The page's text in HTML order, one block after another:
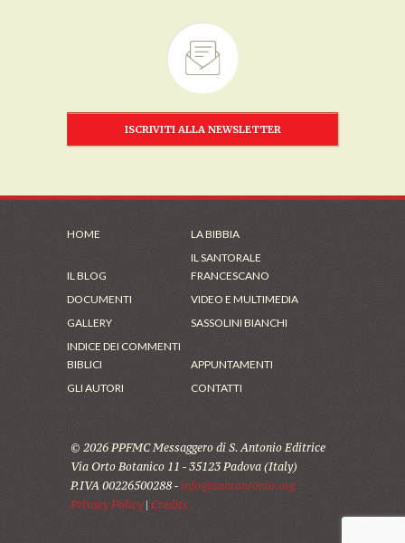
ISCRIVITI ALLA NEWSLETTER
HOME LA BIBBIA
IL BLOG
IL SANTORALE
FRANCESCANO
DOCUMENTI
VIDEO E MULTIMEDIA
GALLERY
SASSOLINI BIANCHI
INDICE DEI COMMENTI
BIBLICI
APPUNTAMENTI
GLI AUTORI
CONTATTI
© 2026 PPFMC Messaggero di S. Antonio Editrice
Via Orto Botanico 11 - 35123 Padova (Italy)
P.IVA 00226500288 - info@santantonio.org
Privacy Policy| Credits